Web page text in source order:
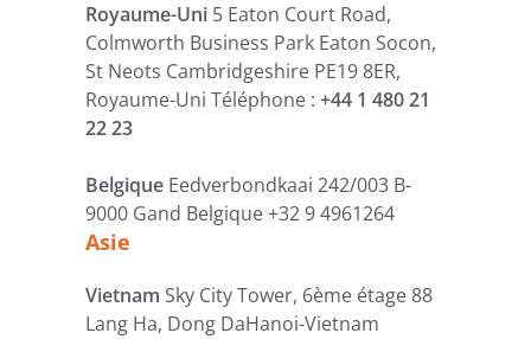
Royaume-Uni 5 Eaton Court Road,
Colmworth Business Park Eaton Socon,
St Neots Cambridgeshire PE19 8ER,
Royaume-Uni Téléphone :+44 1 480 21
22 23
Belgique Eedverbondkaai 242/003 B-
9000 Gand Belgique +32 9 4961264
Asie
Vietnam Sky City Tower, 6ème étage 88
Lang Ha, Dong DaHanoi-Vietnam